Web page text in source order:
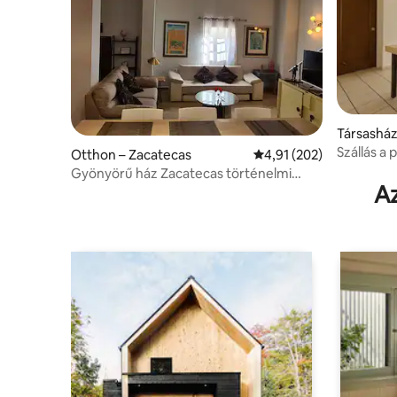
Otthon – Zacatecas Átlagos értékelés: 5/
4,91 (202)
Gyönyörű ház Zacatecas történelmi
Arteaga
Szállás a